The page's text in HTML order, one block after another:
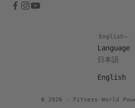
English
Language
日本語
English
© 2026 - Fitness World